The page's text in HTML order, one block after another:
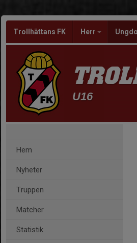
Trollhättans FK Herr
U16
Hem
Nyheter
Truppen
Matcher
Statistik